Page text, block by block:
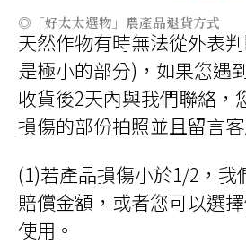
◎「好太太選物」農產品退貨方式
天然作物有時無法從外表
是極小的部分)，如果您遇
收貨後2天內與我們聯絡，
損傷的部份拍照並且留言客
(1)若產品損傷小於1/2，我
賠償金額，或者您可以選
使用。